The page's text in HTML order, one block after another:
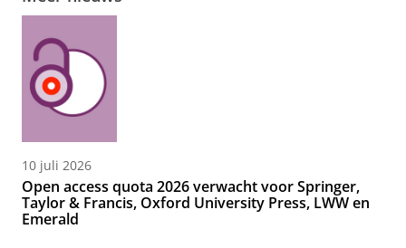
10 juli 2026
Open access quota 2026 verwacht voor Springer,
Taylor & Francis, Oxford University Press, LWW en
Emerald